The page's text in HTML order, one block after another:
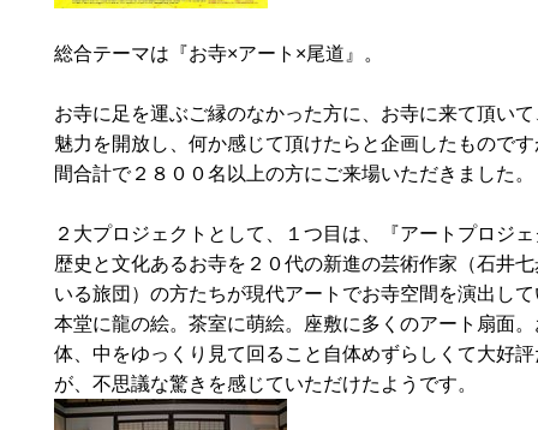
総合テーマは『お寺×アート×尾道』。
お寺に足を運ぶご縁のなかった方に、お寺に来て頂い
魅力を開放し、何か感じて頂けたらと企画したもので
間合計で２８００名以上の方にご来場いただきました。
２大プロジェクトとして、１つ目は、『アートプロジ
歴史と文化あるお寺を２０代の新進の芸術作家（石井
いる旅団）の方たちが現代アートでお寺空間を演出し
本堂に龍の絵。茶室に萌絵。座敷に多くのアート扇面
体、中をゆっくり見て回ること自体めずらしくて大好
が、不思議な驚きを感じていただけたようです。